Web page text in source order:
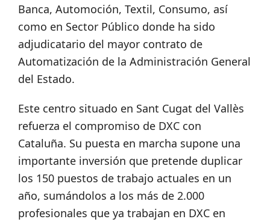
Banca, Automoción, Textil, Consumo, así
como en Sector Público donde ha sido
adjudicatario del mayor contrato de
Automatización de la Administración General
del Estado.
Este centro situado en Sant Cugat del Vallès
refuerza el compromiso de DXC con
Cataluña. Su puesta en marcha supone una
importante inversión que pretende duplicar
los 150 puestos de trabajo actuales en un
año, sumándolos a los más de 2.000
profesionales que ya trabajan en DXC en